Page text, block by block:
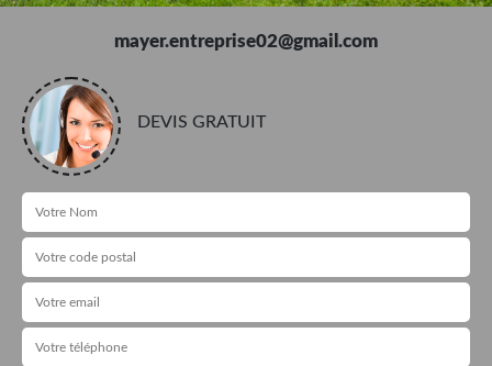
mayer.entreprise02@gmail.com
DEVIS GRATUIT